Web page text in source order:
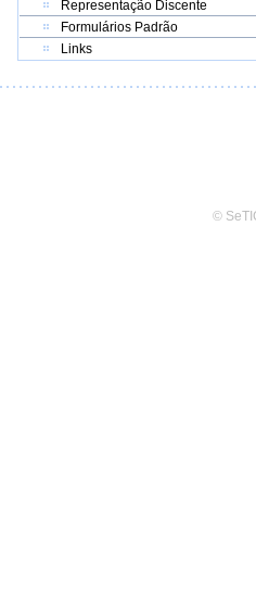
Representação Discente
Formulários Padrão
Links
©